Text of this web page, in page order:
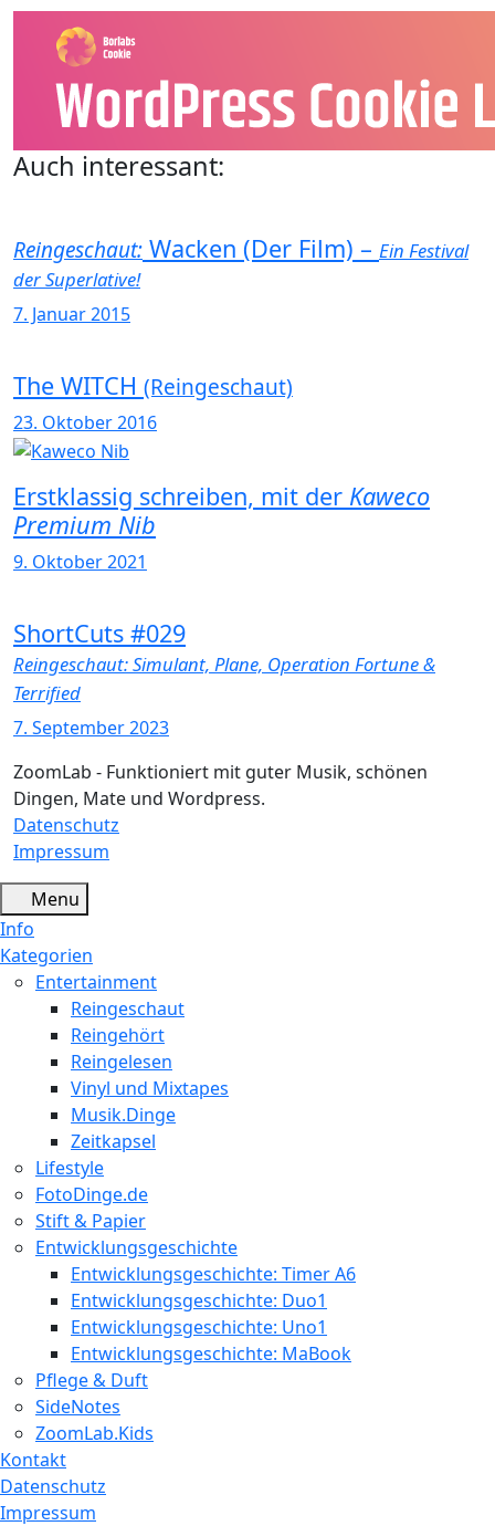
Auch interessant:
Reingeschaut: Wacken (Der Film) – Ein Festival
der Superlative!
7. Januar 2015
The WITCH (Reingeschaut)
23. Oktober 2016
Erstklassig schreiben, mit der Kaweco
Premium Nib
9. Oktober 2021
ShortCuts #029
Reingeschaut: Simulant, Plane, Operation Fortune &
Terrified
7. September 2023
ZoomLab - Funktioniert mit guter Musik, schönen
Dingen, Mate und Wordpress.
Datenschutz
Impressum
Menu
Info
Kategorien
Entertainment
Reingeschaut
Reingehört
Reingelesen
Vinyl und Mixtapes
Musik.Dinge
Zeitkapsel
Lifestyle
FotoDinge.de
Stift & Papier
Entwicklungsgeschichte
Entwicklungsgeschichte: Timer A6
Entwicklungsgeschichte: Duo1
Entwicklungsgeschichte: Uno1
Entwicklungsgeschichte: MaBook
Pflege & Duft
SideNotes
ZoomLab.Kids
Kontakt
Datenschutz
Impressum